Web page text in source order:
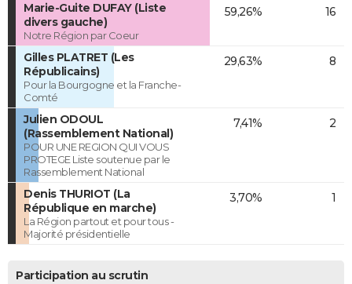
Marie-Guite DUFAY (Liste
divers gauche)
Notre Région par Coeur
59,26% 16
Gilles PLATRET (Les
Républicains)
Pour la Bourgogne et la Franche-
Comté
29,63% 8
Julien ODOUL
(Rassemblement National)
POUR UNE REGION QUI VOUS
PROTEGE Liste soutenue par le
Rassemblement National
7,41% 2
Denis THURIOT (La
République en marche)
La Région partout et pour tous -
Majorité présidentielle
3,70% 1
Participation au scrutin